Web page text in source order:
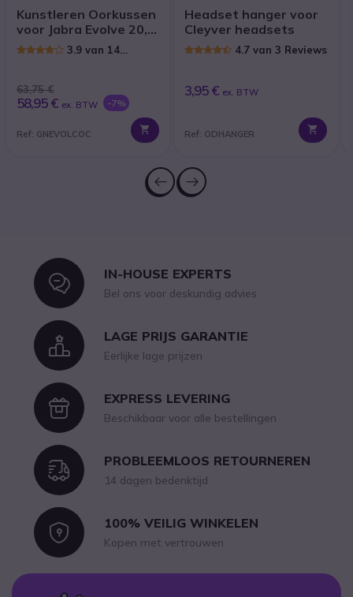
Kunstleren Oorkussen
voor Jabra Evolve 20,
30, 40, 65 (Pak van 10)
3.9 van 14
63,75 €
58,95 € ex. BTW -7%
Ref: GNEVOLCOC
Headset hanger voor
Cleyver headsets
4.7 van 3 Reviews
3,95 € ex. BTW
Ref: ODHANGER
IconIN-HOUSE EXPERTS
Bel ons voor deskundig advies
IconLAGE PRIJS GARANTIE
Eerlijke lage prijzen
IconEXPRESS LEVERING
Beschikbaar voor alle bestellingen
IconPROBLEEMLOOS RETOURNEREN
14 dagen bedenktijd
Icon100% VEILIG WINKELEN
Kopen met vertrouwen